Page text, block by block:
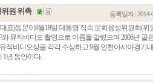
원 위촉 등록일자 : 2014-
표)동문이8월18일 대통령 직속 문화융성위원회(위
뮤직비디오 촬영으로 이름을 알렸으며 2006년 골
직비디오상을 각각 수상하고 9월 인천아시아경기
1년 동안이다.